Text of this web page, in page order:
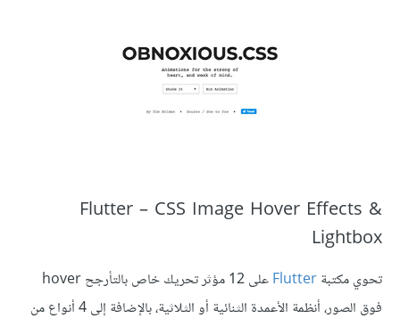
Flutter – CSS Image Hover Effects &
Lightbox
تحوي مكتبةFlutter
على 12 مؤثر تحريك خاص بالتأرجح hover
فوق الصور، أنظمة الأعمدة الثنائية أو الثلاثية، بالإضافة إلى 4 أنواع من